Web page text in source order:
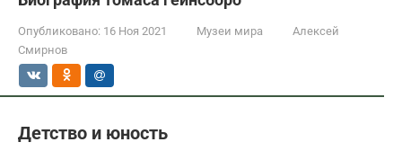
Опубликовано: 16 Ноя 2021 Музеи мира
Алексей
Смирнов
Детство и юность